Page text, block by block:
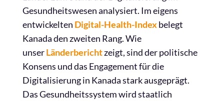
Gesundheitswesen analysiert. Im eigens
entwickelten Digital-Health-Indexbelegt
Kanada den zweiten Rang. Wie
unserLänderberichtzeigt, sind der politische
Konsens und das Engagement für die
Digitalisierung in Kanada stark ausgeprägt.
Das Gesundheitssystem wird staatlich